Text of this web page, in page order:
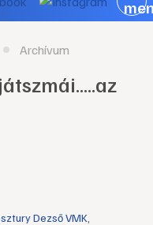
Archívum
Dezső VMK